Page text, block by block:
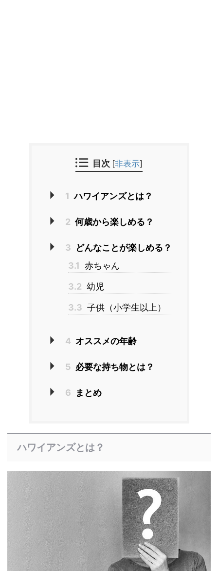
目次 [非表示]
1 ハワイアンズとは？
2 何歳から楽しめる？
3 どんなことが楽しめる？
3.1 赤ちゃん
3.2 幼児
3.3 子供（小学生以上）
4 オススメの年齢
5 必要な持ち物とは？
6 まとめ
ハワイアンズとは？